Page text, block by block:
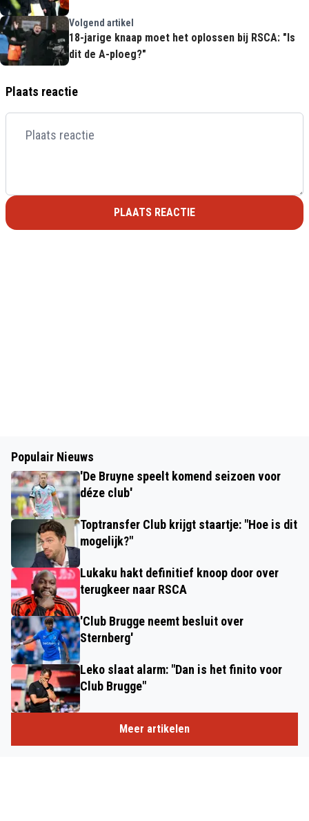
Volgend artikel
18-jarige knaap moet het oplossen bij RSCA: "Is
dit de A-ploeg?"
Plaats reactie
PLAATS REACTIE
Populair Nieuws
'De Bruyne speelt komend seizoen voor
déze club'
Toptransfer Club krijgt staartje: "Hoe is dit
mogelijk?"
Lukaku hakt definitief knoop door over
terugkeer naar RSCA
'Club Brugge neemt besluit over
Sternberg'
Leko slaat alarm: "Dan is het finito voor
Club Brugge"
Meer artikelen